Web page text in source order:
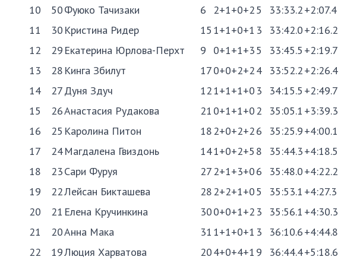
10
50Фуюко Тачизаки 6 2+1+0+25 33:33.2+2:07.4
11
30 Кристина Ридер 15 1+1+0+1 3 33:42.0+2:16.2
12
29 Екатерина Юрлова-Перхт 9 0+1+1+35 33:45.5 +2:19.7
13
28 Кинга Збилут 170+0+2+24 33:52.2+2:26.4
14
27Дуня Здуч 121+1+1+0 3 34:15.5 +2:49.7
15
26Анастасия Рудакова 21 0+1+1+02 35:05.1 +3:39.3
16
25 Каролина Питон 182+0+2+26 35:25.9+4:00.1
17
24Магдалена Гвиздонь 141+0+2+5 8 35:44.3+4:18.5
18
23Сари Фуруя 272+1+3+06 35:48.0+4:22.2
19
22Лейсан Бикташева 282+2+1+05 35:53.1 +4:27.3
20
21 Елена Кручинкина 300+0+1+2 3 35:56.1 +4:30.3
21
20Анна Мака 31 1+1+0+1 3 36:10.6+4:44.8
22
19Люция Харватова 204+0+4+1 9 36:44.4+5:18.6